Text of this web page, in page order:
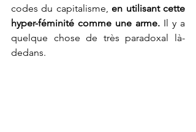
codes du capitalisme, en utilisant cette
hyper-féminité comme une arme. Il y a
quelque chose de très paradoxal là-
dedans.